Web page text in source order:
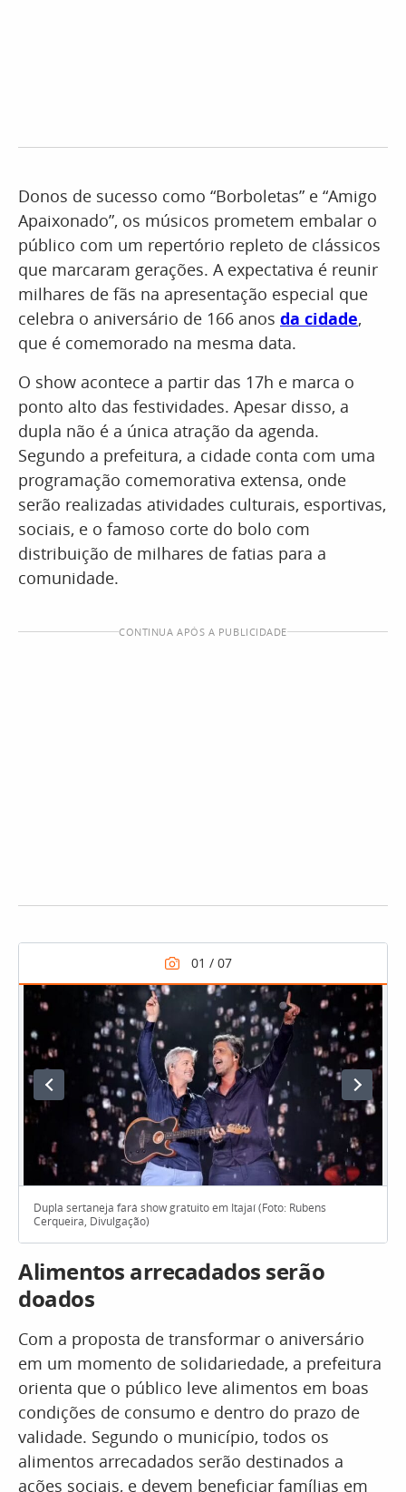
Donos de sucesso como “Borboletas” e “Amigo
Apaixonado”, os músicos prometem embalar o
público com um repertório repleto de clássicos
que marcaram gerações. A expectativa é reunir
milhares de fãs na apresentação especial que
celebra o aniversário de 166 anos da cidade,
que é comemorado na mesma data.
O show acontece a partir das 17h e marca o
ponto alto das festividades. Apesar disso, a
dupla não é a única atração da agenda.
Segundo a prefeitura, a cidade conta com uma
programação comemorativa extensa, onde
serão realizadas atividades culturais, esportivas,
sociais, e o famoso corte do bolo com
distribuição de milhares de fatias para a
comunidade.
CONTINUA APÓS A PUBLICIDADE
Dupla sertaneja fará show gratuito em Itajaí (Foto: Rubens
Cerqueira, Divulgação)
Alimentos arrecadados serão
doados
Com a proposta de transformar o aniversário
em um momento de solidariedade, a prefeitura
orienta que o público leve alimentos em boas
condições de consumo e dentro do prazo de
validade. Segundo o município, todos os
alimentos arrecadados serão destinados a
ações sociais, e devem beneficiar famílias em